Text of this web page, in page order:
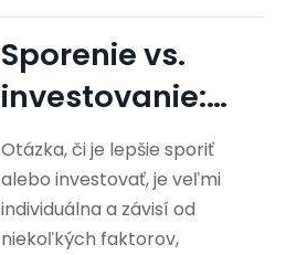
Sporenie vs.
investovanie:
Ktorá cesta je
pre vás…
Otázka, či je lepšie sporiť
alebo investovať, je veľmi
individuálna a závisí od
niekoľkých faktorov,